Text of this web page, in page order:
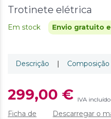
Trotinete elétrica
Em stock Envio gratuito
Descrição | Composição
299,00 € IVA incluído
Ficha de
Descarregar o